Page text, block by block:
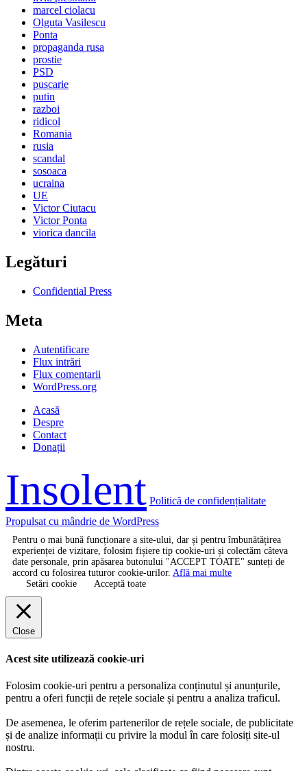
marcel ciolacu
Olguta Vasilescu
Ponta
propaganda rusa
prostie
PSD
puscarie
putin
razboi
ridicol
Romania
rusia
scandal
sosoaca
ucraina
UE
Victor Ciutacu
Victor Ponta
viorica dancila
Legături
Confidential Press
Meta
Autentificare
Flux intrări
Flux comentarii
WordPress.org
Acasă
Despre
Contact
Donații
Insolent Politică de confidențialitate
Propulsat cu mândrie de WordPress
Pentru o mai bună funcționare a site-ului, dar și pentru îmbunătățirea
experienței de vizitare, folosim fișiere tip cookie-uri și colectăm câteva
date personale, prin apăsarea butonului "ACCEPT TOATE" sunteți de
accord cu folosirea tuturor cookie-urilor. Află mai multe
Setări cookie
Acceptă toate
Close
Acest site utilizează cookie-uri
Folosim cookie-uri pentru a personaliza conținutul și anunțurile,
pentru a oferi funcții de rețele sociale și pentru a analiza traficul.
De asemenea, le oferim partenerilor de rețele sociale, de publicitate
și de analize informații cu privire la modul în care folosiți site-ul
nostru.